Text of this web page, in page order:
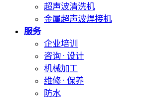
超声波清洗机
金属超声波焊接机
服务
企业培训
咨询 · 设计
机械加工
维修 · 保养
防水